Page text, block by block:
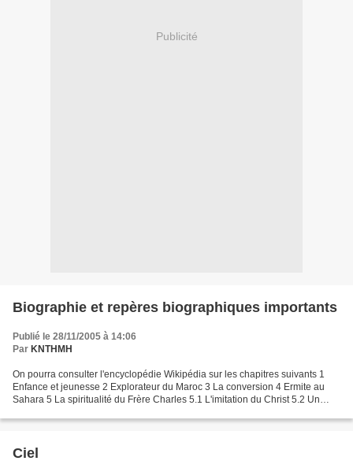
Publicité
Biographie et repères biographiques importants
Publié le 28/11/2005 à 14:06
Par KNTHMH
On pourra consulter l'encyclopédie Wikipédia sur les chapitres suivants 1
Enfance et jeunesse 2 Explorateur du Maroc 3 La conversion 4 Ermite au
Sahara 5 La spiritualité du Frère Charles 5.1 L'imitation du Christ 5.2 Un
Ciel